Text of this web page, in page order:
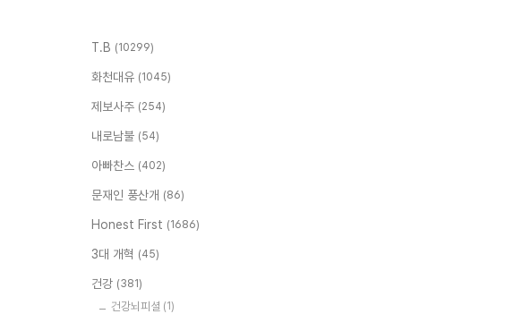
T.B (10299)
화천대유 (1045)
제보사주 (254)
내로남불 (54)
아빠찬스 (402)
문재인 풍산개 (86)
Honest First (1686)
3대 개혁 (45)
건강 (381)
건강뇌피셜 (1)